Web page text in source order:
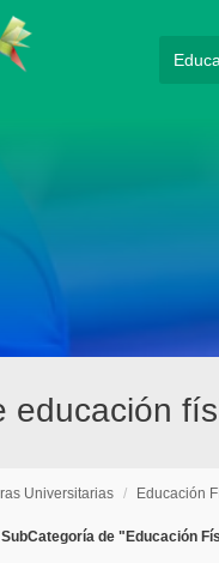
educación
Universitarias / Educación
de "Educación